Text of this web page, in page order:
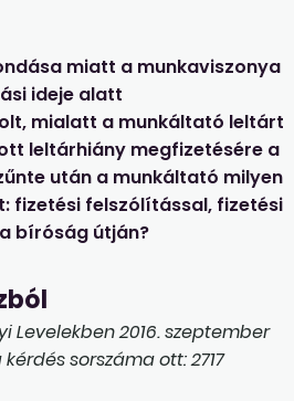
miatt a munkaviszonya
ideje alatt
mialatt a munkáltató leltárt
leltárhiány megfizetésére a
után a munkáltató milyen
fizetési felszólítással, fizetési
bíróság útján?
Levelekben 2016. szeptember
sorszáma ott: 2717